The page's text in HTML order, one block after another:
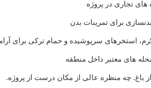
های تجاری در پروژه
برای تمرینات بدن
استخرهای سرپوشیده و حمام ترکی برای
محله های معتبر داخل منطقه
باغ. چه منظره عالی از مکان درست از پروژه.